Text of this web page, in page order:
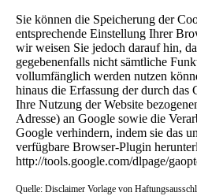
Sie können die Speicherung der
entsprechende Einstellung Ihrer
wir weisen Sie jedoch darauf hin,
gegebenenfalls nicht sämtliche
vollumfänglich werden nutzen
hinaus die Erfassung der durch das
Ihre Nutzung der Website
Adresse) an Google sowie die
Google verhindern, indem sie das
verfügbare Browser-Plugin
http://tools.google.com/dlpage/
Quelle: Disclaimer Vorlage von